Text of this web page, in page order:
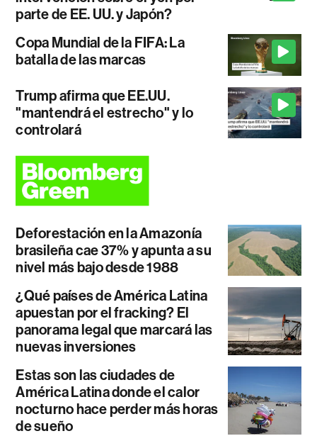
parte de EE. UU. y Japón?
Copa Mundial de la FIFA: La
batalla de las marcas
Trump afirma que EE.UU.
"mantendrá el estrecho" y lo
controlará
Deforestación en la Amazonía
brasileña cae 37% y apunta a su
nivel más bajo desde 1988
¿Qué países de América Latina
apuestan por el fracking? El
panorama legal que marcará las
nuevas inversiones
Estas son las ciudades de
América Latina donde el calor
nocturno hace perder más horas
de sueño